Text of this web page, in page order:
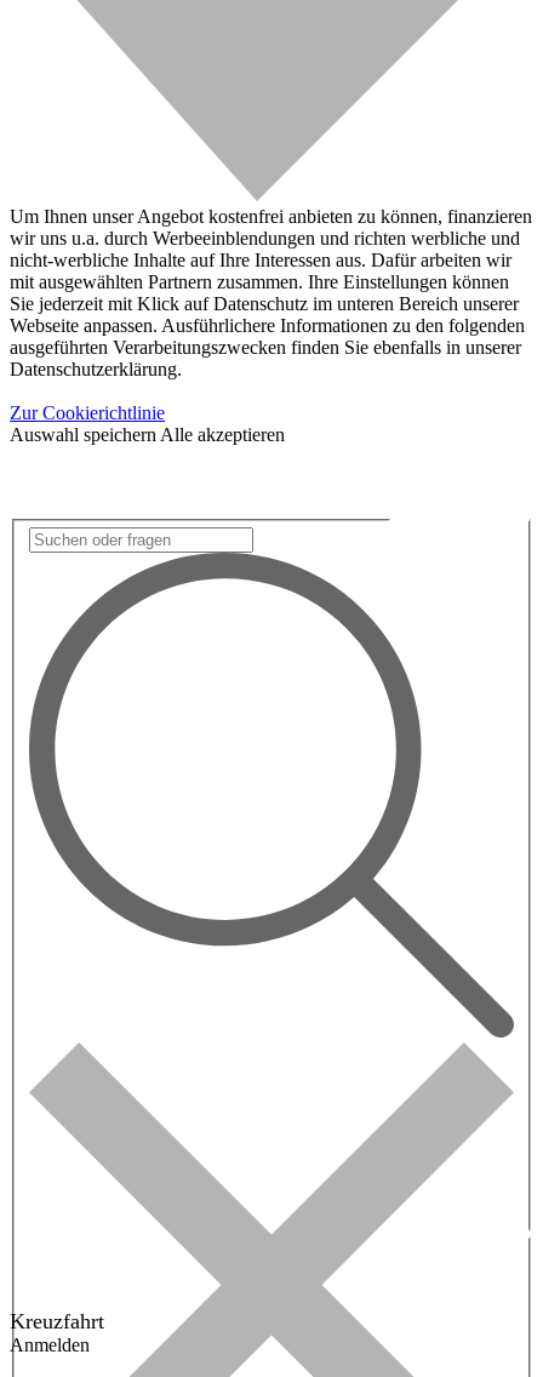
Um Ihnen unser Angebot kostenfrei anbieten zu können, finanzieren
wir uns u.a. durch Werbeeinblendungen und richten werbliche und
nicht-werbliche Inhalte auf Ihre Interessen aus. Dafür arbeiten wir
mit ausgewählten Partnern zusammen. Ihre Einstellungen können
Sie jederzeit mit Klick auf Datenschutz im unteren Bereich unserer
Webseite anpassen. Ausführlichere Informationen zu den folgenden
ausgeführten Verarbeitungszwecken finden Sie ebenfalls in unserer
Datenschutzerklärung.
Zur Cookierichtlinie
Auswahl speichern Alle akzeptieren
Kreuzfahrt
Anmelden